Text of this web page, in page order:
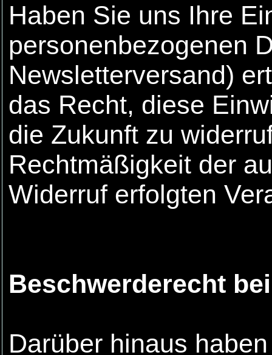
Haben Sie uns Ihre
personenbezogenen
Newsletterversand)
das Recht, diese
die Zukunft zu
Rechtmäßigkeit der
Widerruf erfolgten
Beschwerderecht
Darüber hinaus